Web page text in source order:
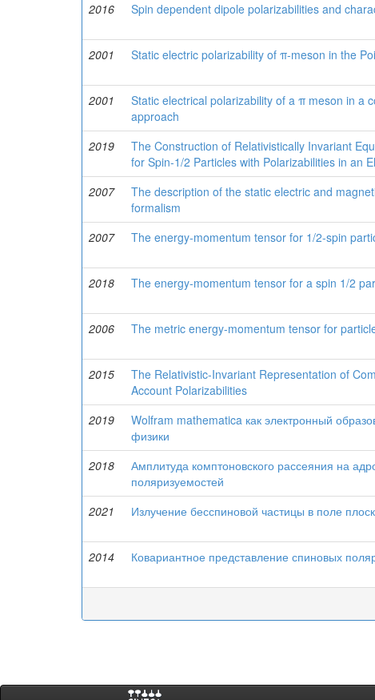
2016
Spin dependent dipole polarizabilities and
2001
Static electric polarizability of π-meson in the
2001
Static electrical polarizability of a π meson in a
approach
2019
The Construction of Relativistically Invariant
for Spin-1/2 Particles with Polarizabilities in an
2007
The description of the static electric and
formalism
2007
The energy-momentum tensor for 1/2-spin
2018
The energy-momentum tensor for a spin 1/2
2006
The metric energy-momentum tensor for
2015
The Relativistic-Invariant Representation of
Account Polarizabilities
2019
Wolfram mathematica как электронный
физики
2018
Амплитуда комптоновского рассеяния на
поляризуемостей
2021
Излучение бесспиновой частицы в поле
2014
Ковариантное представление спиновых